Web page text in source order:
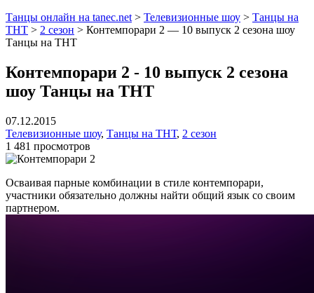
Танцы онлайн на tanec.net > Телевизионные шоу > Танцы на
ТНТ > 2 сезон > Контемпорари 2 — 10 выпуск 2 сезона шоу
Танцы на ТНТ
Контемпорари 2 - 10 выпуск 2 сезона
шоу Танцы на ТНТ
07.12.2015
Телевизионные шоу, Танцы на ТНТ, 2 сезон
1 481 просмотров
Осваивая парные комбинации в стиле контемпорари,
участники обязательно должны найти общий язык со своим
партнером.